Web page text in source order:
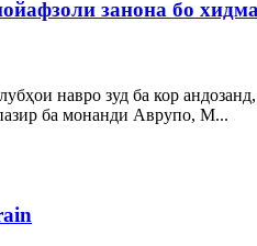
занона бо
навро зуд ба кор
ба монанди Аврупо, M...